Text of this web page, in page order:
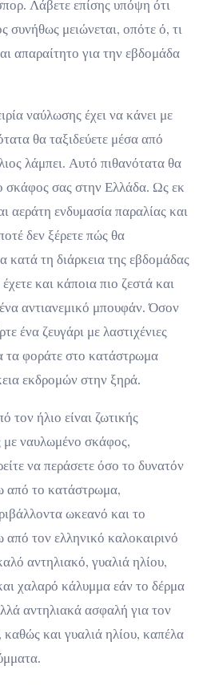
Λάβετε επίσης υπόψη ότι
μειώνεται, οπότε ό, τι
απαραίτητο για την εβδομάδα
ναύλωσης έχει να κάνει με
θα ταξιδεύετε μέσα από
λάμπει. Αυτό πιθανότατα θα
σκάφος σας στην Ελλάδα. Ως εκ
αεράτη ενδυμασία παραλίας και
δεν ξέρετε πώς θα
κατά τη διάρκεια της εβδομάδας
και κάποια πιο ζεστά και
αντιανεμικό μπουφάν. Όσον
ένα ζευγάρι με λαστιχένιες
τα φοράτε στο κατάστρωμα
εκδρομών στην ξηρά.
τον ήλιο είναι ζωτικής
με ναυλωμένο σκάφος,
να περάσετε όσο το δυνατόν
από το κατάστρωμα,
ωκεανό και το
τον ελληνικό καλοκαιρινό
αντηλιακό, γυαλιά ηλίου,
χαλαρό κάλυμμα εάν το δέρμα
αντηλιακά ασφαλή για τον
καθώς και γυαλιά ηλίου, καπέλα